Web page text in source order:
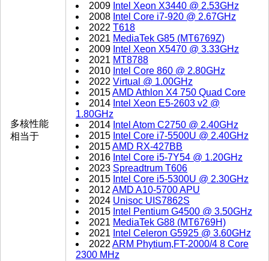
多核性能
相当于
2009 Intel Xeon X3440 @ 2.53GHz
2008 Intel Core i7-920 @ 2.67GHz
2022 T618
2021 MediaTek G85 (MT6769Z)
2009 Intel Xeon X5470 @ 3.33GHz
2021 MT8788
2010 Intel Core 860 @ 2.80GHz
2022 Virtual @ 1.00GHz
2015AMD Athlon X4 750 Quad Core
2014 Intel Xeon E5-2603 v2 @
1.80GHz
2014 Intel Atom C2750 @ 2.40GHz
2015 Intel Core i7-5500U @ 2.40GHz
2015AMD RX-427BB
2016 Intel Core i5-7Y54 @ 1.20GHz
2023 Spreadtrum T606
2015 Intel Core i5-5300U @ 2.30GHz
2012AMD A10-5700 APU
2024 Unisoc UIS7862S
2015 Intel Pentium G4500 @ 3.50GHz
2021 MediaTek G88 (MT6769H)
2021 Intel Celeron G5925 @ 3.60GHz
2022ARM Phytium,FT-2000/4 8 Core
2300 MHz